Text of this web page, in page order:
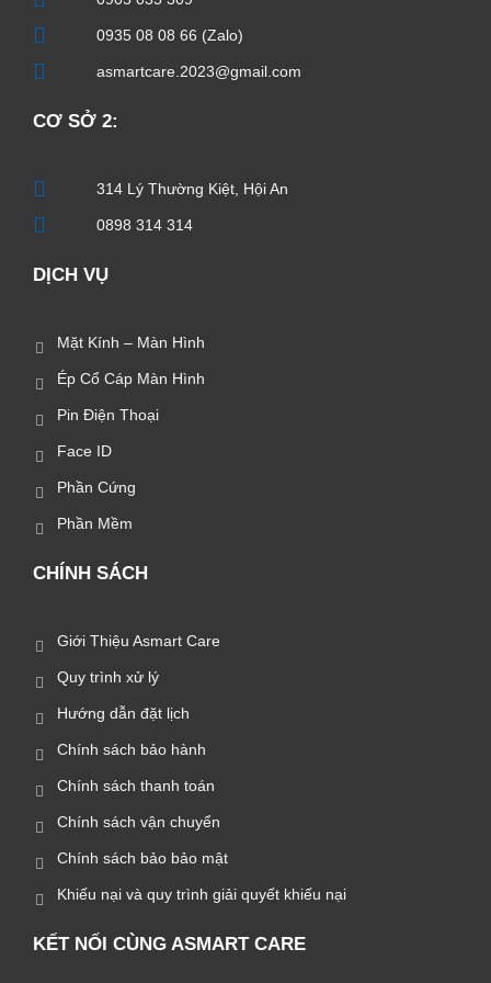
0935 08 08 66 (Zalo)
asmartcare.2023@gmail.com
CƠ SỞ 2:
314 Lý Thường Kiệt, Hội An
0898 314 314
DỊCH VỤ
Mặt Kính – Màn Hình
Ép Cổ Cáp Màn Hình
Pin Điện Thoại
Face ID
Phần Cứng
Phần Mềm
CHÍNH SÁCH
Giới Thiệu Asmart Care
Quy trình xử lý
Hướng dẫn đặt lịch
Chính sách bảo hành
Chính sách thanh toán
Chính sách vận chuyển
Chính sách bảo bảo mật
Khiếu nại và quy trình giải quyết khiếu nại
KẾT NỐI CÙNG ASMART CARE